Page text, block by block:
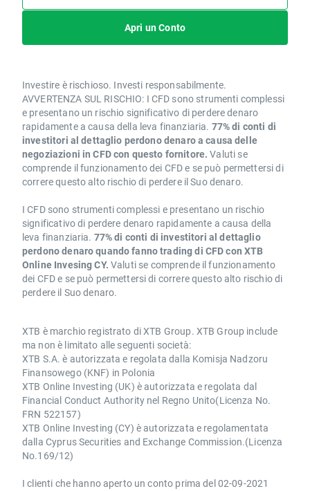
Apri un Conto
Investire è rischioso. Investi responsabilmente.
AVVERTENZA SUL RISCHIO: I CFD sono strumenti complessi
e presentano un rischio significativo di perdere denaro
rapidamente a causa della leva finanziaria. 77% di conti di
investitori al dettaglio perdono denaro a causa delle
negoziazioni in CFD con questo fornitore. Valuti se
comprende il funzionamento dei CFD e se può permettersi di
correre questo alto rischio di perdere il Suo denaro.
I CFD sono strumenti complessi e presentano un rischio
significativo di perdere denaro rapidamente a causa della
leva finanziaria. 77% di conti di investitori al dettaglio
perdono denaro quando fanno trading di CFD con XTB
Online Invesing CY. Valuti se comprende il funzionamento
dei CFD e se può permettersi di correre questo alto rischio di
perdere il Suo denaro.
XTB è marchio registrato di XTB Group. XTB Group include
ma non è limitato alle seguenti società:
XTB S.A. è autorizzata e regolata dalla Komisja Nadzoru
Finansowego (KNF) in Polonia
XTB Online Investing (UK) è autorizzata e regolata dal
Financial Conduct Authority nel Regno Unito(Licenza No.
FRN 522157)
XTB Online Investing (CY) è autorizzata e regolamentata
dalla Cyprus Securities and Exchange Commission.(Licenza
No.169/12)
I clienti che hanno aperto un conto prima del 02-09-2021